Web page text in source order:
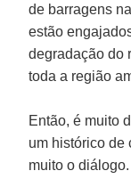
de barragens
estão
degradação do
toda a região
Então, é muito
um histórico de
muito o